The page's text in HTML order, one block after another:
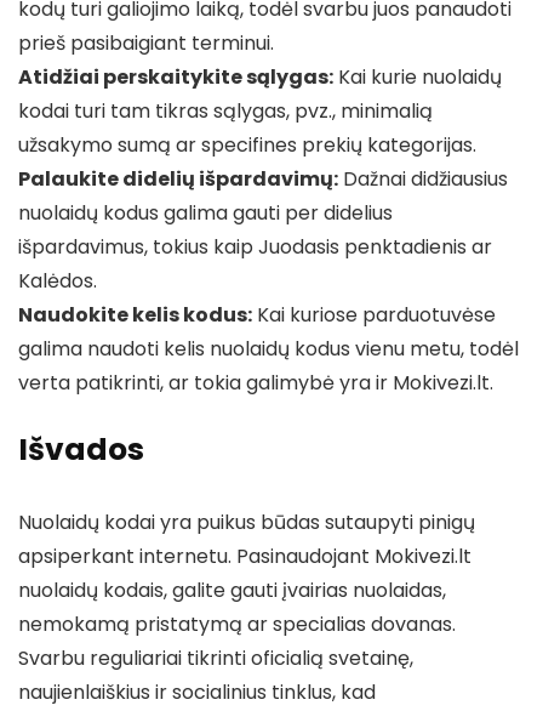
kodų turi galiojimo laiką, todėl svarbu juos panaudoti
prieš pasibaigiant terminui.
Atidžiai perskaitykite sąlygas: Kai kurie nuolaidų
kodai turi tam tikras sąlygas, pvz., minimalią
užsakymo sumą ar specifines prekių kategorijas.
Palaukite didelių išpardavimų: Dažnai didžiausius
nuolaidų kodus galima gauti per didelius
išpardavimus, tokius kaip Juodasis penktadienis ar
Kalėdos.
Naudokite kelis kodus: Kai kuriose parduotuvėse
galima naudoti kelis nuolaidų kodus vienu metu, todėl
verta patikrinti, ar tokia galimybė yra ir Mokivezi.lt.
Išvados
Nuolaidų kodai yra puikus būdas sutaupyti pinigų
apsiperkant internetu. Pasinaudojant Mokivezi.lt
nuolaidų kodais, galite gauti įvairias nuolaidas,
nemokamą pristatymą ar specialias dovanas.
Svarbu reguliariai tikrinti oficialią svetainę,
naujienlaiškius ir socialinius tinklus, kad